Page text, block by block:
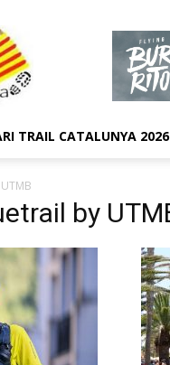
TRAIL CATALUNYA 2026
by